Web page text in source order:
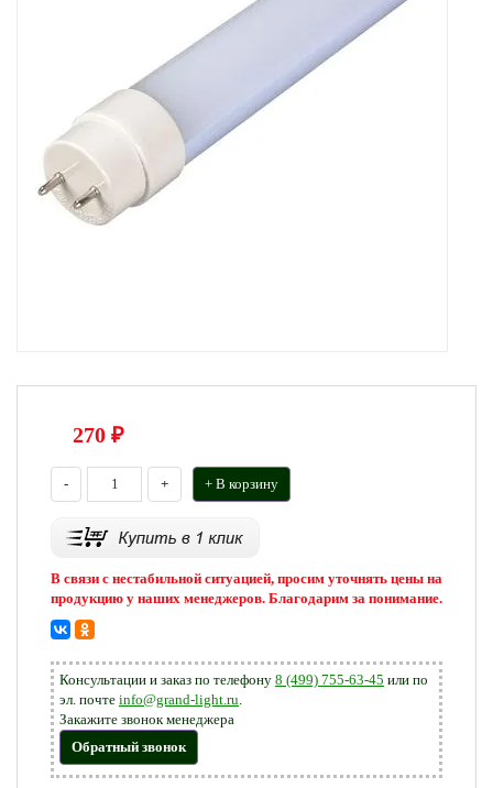
270 ₽
- + + В корзину
В связи с нестабильной ситуацией, просим уточнять цены на
продукцию у наших менеджеров. Благодарим за понимание.
Консультации и заказ по телефону 8 (499) 755-63-45 или по
эл. почте info@grand-light.ru.
Закажите звонок менеджера
Обратный звонок